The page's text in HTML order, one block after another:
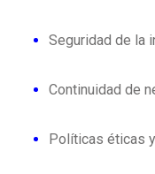
Seguridad de la
Continuidad de
Políticas éticas